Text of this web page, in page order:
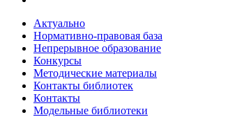
Актуально
Нормативно-правовая база
Непрерывное образование
Конкурсы
Методические материалы
Контакты библиотек
Контакты
Модельные библиотеки